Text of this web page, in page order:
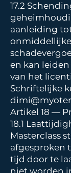
17.2
aanleiding
onmiddellijke
en kan
van het
Schriftelijke
Artikel 18 —
18.1
Masterclass
afgesproken
tijd door te
niet worden